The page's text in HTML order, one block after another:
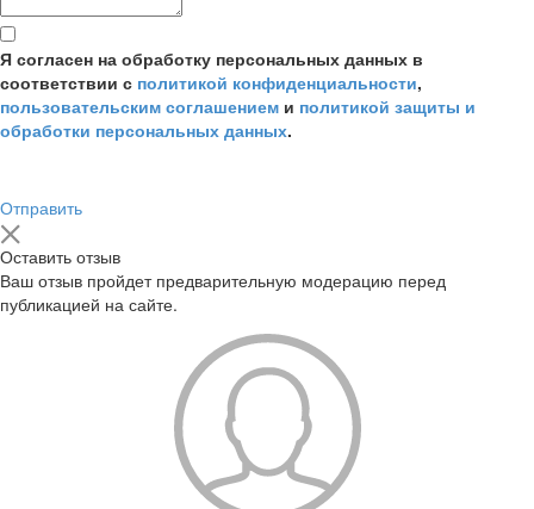
Я согласен на обработку персональных данных в
соответствии с политикой конфиденциальности,
пользовательским соглашением и политикой защиты и
обработки персональных данных.
Отправить
Оставить отзыв
Ваш отзыв пройдет предварительную модерацию перед
публикацией на сайте.